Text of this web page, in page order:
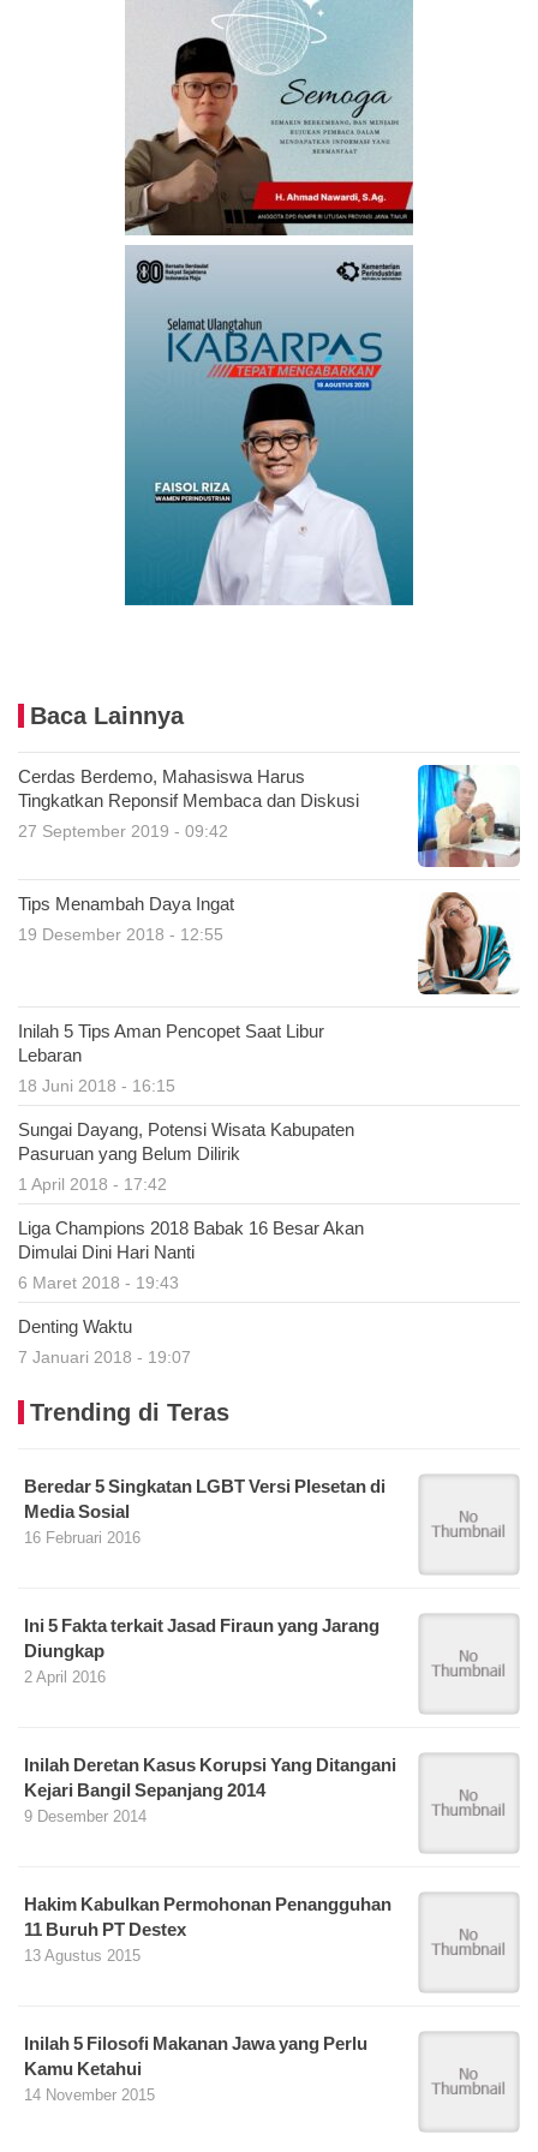
Baca Lainnya
Cerdas Berdemo, Mahasiswa Harus
Tingkatkan Reponsif Membaca dan Diskusi
27 September 2019 - 09:42
Tips Menambah Daya Ingat
19 Desember 2018 - 12:55
Inilah 5 Tips Aman Pencopet Saat Libur
Lebaran
18 Juni 2018 - 16:15
Sungai Dayang, Potensi Wisata Kabupaten
Pasuruan yang Belum Dilirik
1 April 2018 - 17:42
Liga Champions 2018 Babak 16 Besar Akan
Dimulai Dini Hari Nanti
6 Maret 2018 - 19:43
Denting Waktu
7 Januari 2018 - 19:07
Trending di Teras
Beredar 5 Singkatan LGBT Versi Plesetan di
Media Sosial
16 Februari 2016
Ini 5 Fakta terkait Jasad Firaun yang Jarang
Diungkap
2 April 2016
Inilah Deretan Kasus Korupsi Yang Ditangani
Kejari Bangil Sepanjang 2014
9 Desember 2014
Hakim Kabulkan Permohonan Penangguhan
11 Buruh PT Destex
13 Agustus 2015
Inilah 5 Filosofi Makanan Jawa yang Perlu
Kamu Ketahui
14 November 2015